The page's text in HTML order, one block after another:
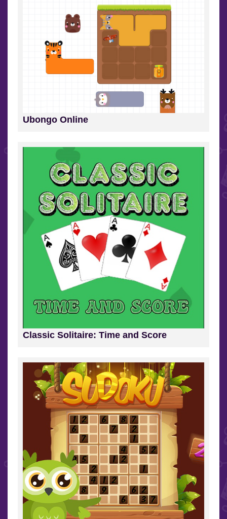
Ubongo Online
Classic Solitaire: Time and Score